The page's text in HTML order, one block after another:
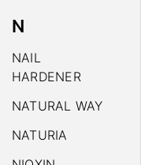
N
NAIL
HARDENER
NATURAL WAY
NATURIA